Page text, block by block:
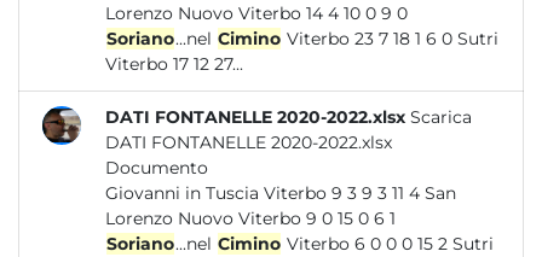
Lorenzo Nuovo Viterbo 14 4 10 0 9 0
Soriano...nel Cimino Viterbo 23 7 18 1 6 0 Sutri
Viterbo 17 12 27...
DATI FONTANELLE 2020-2022.xlsx Scarica
DATI FONTANELLE 2020-2022.xlsx
Documento
Giovanni in Tuscia Viterbo 9 3 9 3 11 4 San
Lorenzo Nuovo Viterbo 9 0 15 0 6 1
Soriano...nel Cimino Viterbo 6 0 0 0 15 2 Sutri